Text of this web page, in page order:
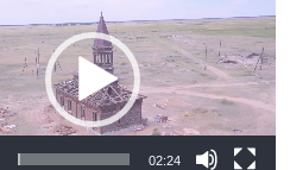
02:24